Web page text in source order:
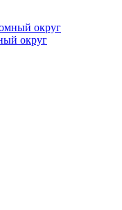
округ
округ